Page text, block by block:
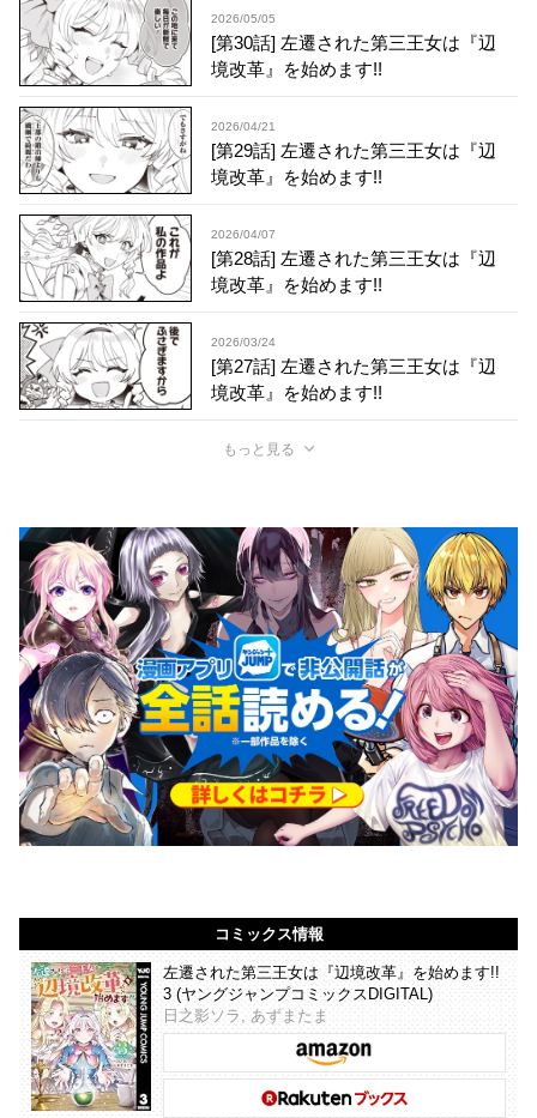
2026/05/05
[第30話] 左遷された第三王女は『辺
境改革』を始めます!!
2026/04/21
[第29話] 左遷された第三王女は『辺
境改革』を始めます!!
2026/04/07
[第28話] 左遷された第三王女は『辺
境改革』を始めます!!
2026/03/24
[第27話] 左遷された第三王女は『辺
境改革』を始めます!!
もっと見る
コミックス情報
左遷された第三王女は『辺境改革』を始めます!!
3 (ヤングジャンプコミックスDIGITAL)
日之影ソラ, あずまたま